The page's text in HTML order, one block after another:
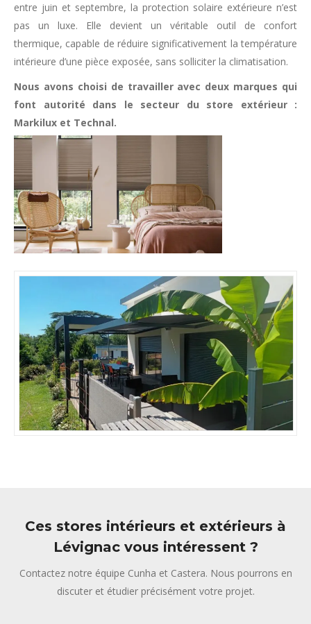
entre juin et septembre, la protection solaire extérieure n’est
pas un luxe. Elle devient un véritable outil de confort
thermique, capable de réduire significativement la température
intérieure d’une pièce exposée, sans solliciter la climatisation.
Nous avons choisi de travailler avec deux marques qui
font autorité dans le secteur du store extérieur :
Markilux et Technal.
Ces stores intérieurs et extérieurs à
Lévignac vous intéressent ?
Contactez notre équipe Cunha et Castera. Nous pourrons en
discuter et étudier précisément votre projet.